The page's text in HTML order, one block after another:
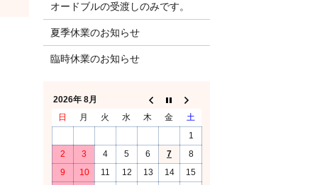
オードブルの受渡しのみです。
夏季休業のお知らせ
臨時休業のお知らせ
2026年 8月
日
月 火 水 木 金
土
1
2
3 4 5 6 7
8
9
10 11 12 13 14
15